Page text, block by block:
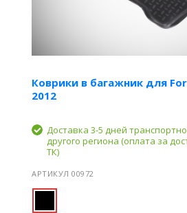
Коврики в багажник для
2012
Доставка 3-5 дней
другого региона (оплата за
ТК)
АРТИКУЛ 00972